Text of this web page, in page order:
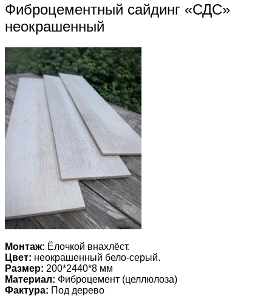
Фиброцементный сайдинг «СДС»
неокрашенный
Монтаж: Ёлочкой внахлёст.
Цвет: неокрашенный бело-серый.
Размер: 200*2440*8 мм
Материал: Фиброцемент (целлюлоза)
Фактура: Под дерево